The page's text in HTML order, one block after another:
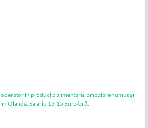
operator în producția alimentară, ambalare humus și
Olanda. Salariu 13-15 Euro/oră.